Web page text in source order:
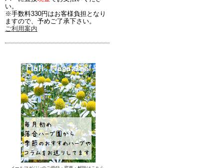
い。
※手数料330円はお客様負担となり
ますので、予めご了承下さい。
ご利用案内